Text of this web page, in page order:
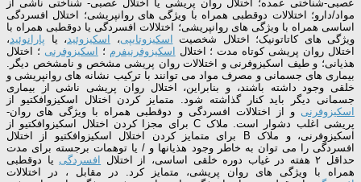
عصبی-شناختی عمده؛ اختلال روان­ پریشی یا اختلال عصبی- شناختی ناشی از
مواد/دارو؛ اختلالات دوقطبی همراه با ویژگی­ های روان­پریشی؛ اختلال افسردگی
اساسی همراه با ویژگی­ های روان­پریشی؛ اختلالات افسردگی یا دوقطبی همراه با
ویژگی­ های کاتاتونیک؛ اختلال شخصیت اسکیزوتایپی، اسکیزوئید ، یا پارانوئید ،
اختلال روان­ پریشی کوتاه ­مدت ؛ اختلال اسکیزوفرنیفرم ؛ اسکیزوفرنی ؛ اختلال
هذیانی؛ و طیف اسکیزوفرنی و اختلالات روان­ پریشی مشخص و نامشخص دیگر.
بیماری­ های جسمانی و مصرف مواد می ­توانند با ترکیب نشانه­ های روان­پریشی و
خلقی وجود داشته باشند، و بنابراین، اختلال روان­ پریشی ناشی از بیماری
جسمانی دیگر باید کنار گذاشته شود. متمایز کردن اختلال اسکیزوافکتیو از
اسکیزوفرنیو از اختلالات افسردگی و دوقطبی همراه با ویژگی­ های روان­
پریشی اغلب دشوار است. ملاک C برای مجزا کردن اختلال اسکیزوافکتیو از
اسکیزوفرنی، و ملاک B برای متمایز کردن اختلال اسکیزوافکتیو از اختلال
افسردگی را می­ توان به خاطر وجود هذیان­ها و / یا توهمات برجسته برای مدت
حداقل ۲ هفته در غیاب دوره خلقی اساسی، از اختلال
افسردگی یا دوقطبی
همراه با ویژگی ­های روان ­پریشی، متمایز کرد. در مقابل ، در اختلالات